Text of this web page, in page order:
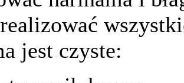
jest czyste: